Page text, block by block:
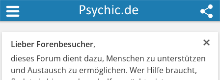
×
Lieber Forenbesucher,
dieses Forum dient dazu, Menschen zu unterstützen
und Austausch zu ermöglichen. Wer Hilfe braucht,